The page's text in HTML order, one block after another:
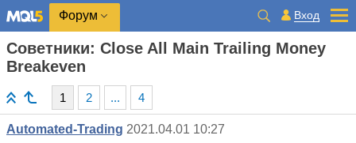
Форум Вход
Советники: Close All Main Trailing Money
Breakeven
1 2 ... 4
Automated-Trading 2021.04.01 10:27